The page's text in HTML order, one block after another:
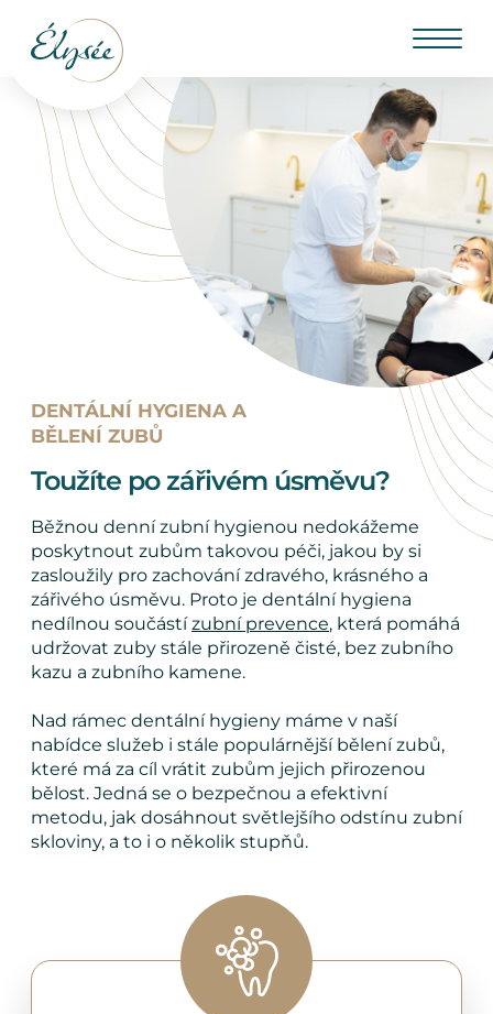
DENTÁLNÍ HYGIENA A
BĚLENÍ ZUBŮ
Toužíte po zářivém úsměvu?
Běžnou denní zubní hygienou nedokážeme
poskytnout zubům takovou péči, jakou by si
zasloužily pro zachování zdravého, krásného a
zářivého úsměvu. Proto je dentální hygiena
nedílnou součástízubní prevence, která pomáhá
udržovat zuby stále přirozeně čisté, bez zubního
kazu a zubního kamene.
Nad rámec dentální hygieny máme v naší
nabídce služeb i stále populárnější bělení zubů,
které má za cíl vrátit zubům jejich přirozenou
bělost. Jedná se o bezpečnou a efektivní
metodu, jak dosáhnout světlejšího odstínu zubní
skloviny, a to i o několik stupňů.